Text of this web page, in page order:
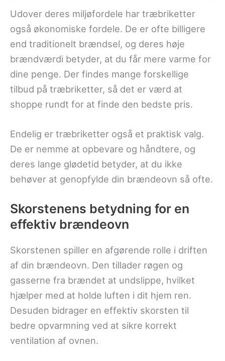
Udover deres miljøfordele har træbriketter
også økonomiske fordele. De er ofte billigere
end traditionelt brændsel, og deres høje
brændværdi betyder, at du får mere varme for
dine penge. Der findes mange forskellige
tilbud på træbriketter, så det er værd at
shoppe rundt for at finde den bedste pris.
Endelig er træbriketter også et praktisk valg.
De er nemme at opbevare og håndtere, og
deres lange glødetid betyder, at du ikke
behøver at genopfylde din brændeovn så ofte.
Skorstenens betydning for en
effektiv brændeovn
Skorstenen spiller en afgørende rolle i driften
af din brændeovn. Den tillader røgen og
gasserne fra brændet at undslippe, hvilket
hjælper med at holde luften i dit hjem ren.
Desuden bidrager en effektiv skorsten til
bedre opvarmning ved at sikre korrekt
ventilation af ovnen.